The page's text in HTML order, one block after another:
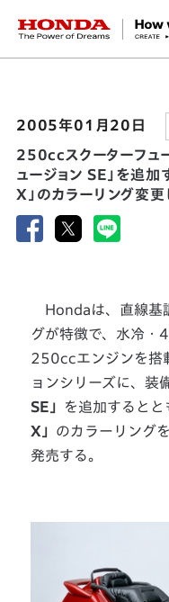
HONDA The Power
2005年01月20日
250ccスクーターフュ
ュージョン SE」を追加
X」のカラーリング変更
Hondaは、直線基
グが特徴で、水冷・
250ccエンジンを搭
ョンシリーズに、装
SE」
を追加するとと
X」 のカラーリング
発売する。